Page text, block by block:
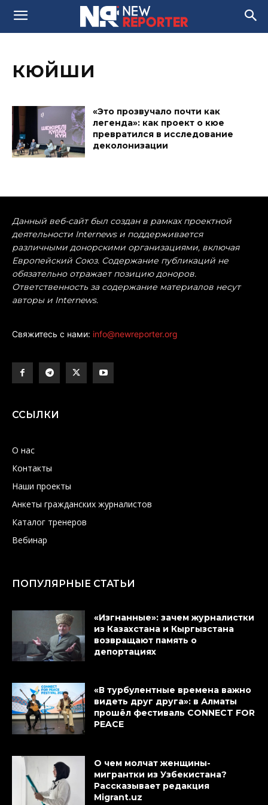
кюйши
«Это прозвучало почти как
легенда»: как проект о кюе
превратился в исследование
деколонизации
Данный веб-сайт был создан в рамках проектной
деятельности Internews и поддерживается
различными донорскими организациями, включая
Европейский Союз. Содержание публикаций не
обязательно отражает позицию доноров.
Ответственность за содержание материалов несут
авторы и Internews.
Свяжитесь с нами: info@newreporter.org
ССЫЛКИ
О нас
Контакты
Наши проекты
Анкеты гражданских журналистов
Каталог тренеров
Вебинар
ПОПУЛЯРНЫЕ СТАТЬИ
«Изгнанные»: зачем журналистки
из Казахстана и Кыргызстана
возвращают память о
депортациях
«В турбулентные времена важно
видеть друг друга»: в Алматы
прошёл фестиваль CONNECT FOR
PEACE
О чем молчат женщины-
мигрантки из Узбекистана?
Рассказывает редакция
Migrant.uz